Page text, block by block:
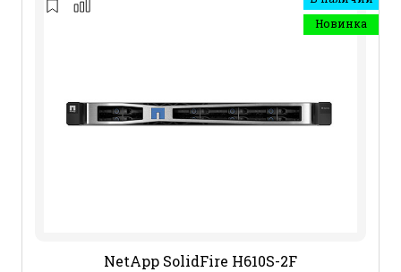
Новинка
NetApp SolidFire H610S-2F